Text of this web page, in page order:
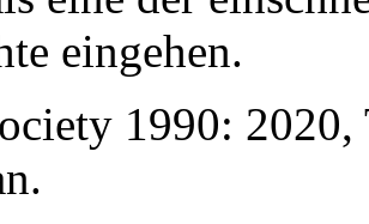
eingehen.
1990: 2020,